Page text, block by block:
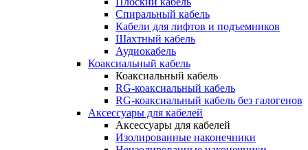
Спиральный кабель
Кабели для лифтов и подъемников
Шахтный кабель
Аудиокабель
Коаксиальный кабель
Коаксиальный кабель
RG-коаксиальный кабель
RG-коаксиальный кабель без галогенов
Аксессуары для кабелей
Аксессуары для кабелей
Изолированные наконечники